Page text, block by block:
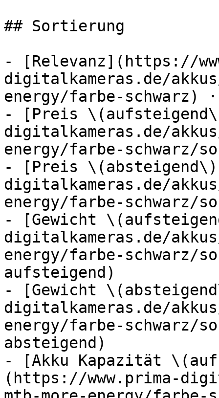
## Sortierung
- [Relevanz](https://
digitalkameras.de/
energy/farbe-schwarz)
- [Preis
digitalkameras.de/
energy/farbe-schwarz/
- [Preis
digitalkameras.de/
energy/farbe-schwarz/
- [Gewicht
digitalkameras.de/
energy/farbe-schwarz/
aufsteigend)
- [Gewicht
digitalkameras.de/
energy/farbe-schwarz/
absteigend)
- [Akku Kapazität
(https://www.prima-